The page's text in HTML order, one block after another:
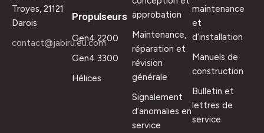
Troyes, 21121
Darois
contact@jabiru.eu.com
Propulseurs
Gen4 2200
Gen4 3300
Hélices
approbation
Maintenance,
réparation et
révision
générale
Signalement
d’anomalies en
service
maintenance
et
d’installation
Manuels de
construction
Bulletin et
lettres de
service